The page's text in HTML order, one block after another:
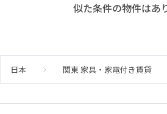
似た条件の物件はあ
日本 関東 家具・家電付き賃貸